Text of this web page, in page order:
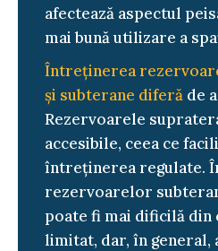
afectează aspectul
mai bună utilizare a
Întreținerea
și subterane diferă de
Rezervoarele
accesibile, ceea ce
întreținerea regulate.
rezervoarelor
poate fi mai dificilă din
limitat, dar, în general,